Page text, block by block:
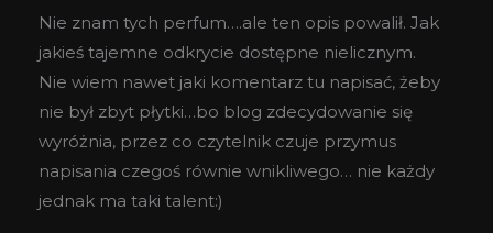
Nie znam tych perfum….ale ten opis powalił. Jak
jakieś tajemne odkrycie dostępne nielicznym.
Nie wiem nawet jaki komentarz tu napisać, żeby
nie był zbyt płytki…bo blog zdecydowanie się
wyróżnia, przez co czytelnik czuje przymus
napisania czegoś równie wnikliwego… nie każdy
jednak ma taki talent:)